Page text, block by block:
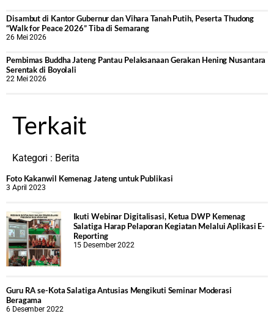
Disambut di Kantor Gubernur dan Vihara Tanah Putih, Peserta Thudong
“Walk for Peace 2026” Tiba di Semarang
26 Mei 2026
‎Pembimas Buddha Jateng Pantau Pelaksanaan Gerakan Hening Nusantara
Serentak di Boyolali
22 Mei 2026
Terkait
Kategori : Berita
Foto Kakanwil Kemenag Jateng untuk Publikasi
3 April 2023
Ikuti Webinar Digitalisasi, Ketua DWP Kemenag
Salatiga Harap Pelaporan Kegiatan Melalui Aplikasi E-
Reporting
15 Desember 2022
Guru RA se-Kota Salatiga Antusias Mengikuti Seminar Moderasi
Beragama
6 Desember 2022